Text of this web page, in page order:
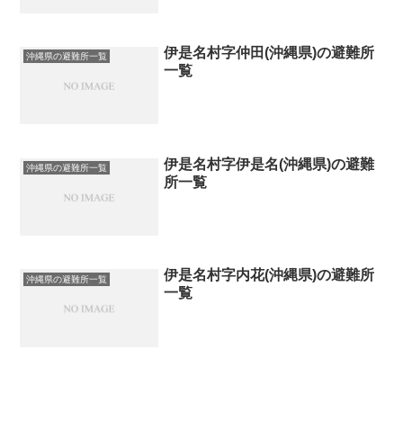
沖縄県の避難所一覧
伊是名村字仲田(沖縄県)の避難所
一覧
沖縄県の避難所一覧
伊是名村字伊是名(沖縄県)の避難
所一覧
沖縄県の避難所一覧
伊是名村字内花(沖縄県)の避難所
一覧